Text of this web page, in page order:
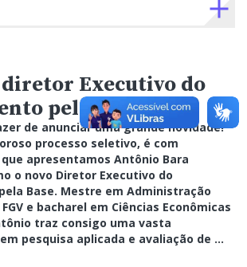
diretor Executivo do
pela Base
de anunciar uma grande novidade!
processo seletivo, é com
apresentamos Antônio Bara
o novo Diretor Executivo do
Base. Mestre em Administração
e bacharel em Ciências Econômicas
traz consigo uma vasta
pesquisa aplicada e avaliação de ...